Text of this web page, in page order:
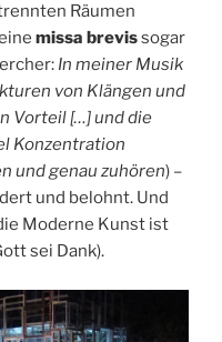
Räumen
missa brevissogar
In meiner Musik
von Klängen und
Vorteil […] und die
Konzentration
und genau zuhören) –
und belohnt. Und
Moderne Kunst ist
sei Dank).